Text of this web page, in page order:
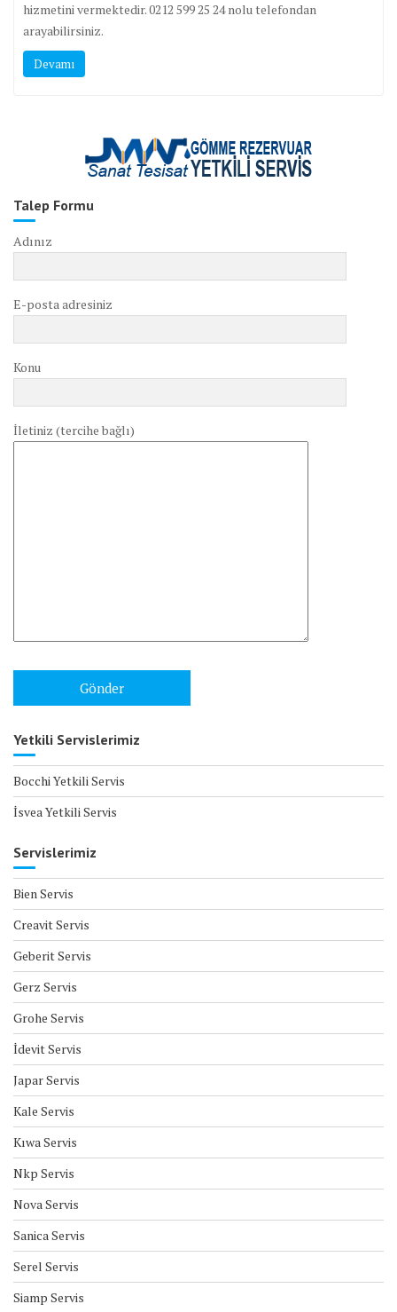
hizmetini vermektedir. 0212 599 25 24 nolu telefondan
arayabilirsiniz.
Devamı
Talep Formu
Adınız
E-posta adresiniz
Konu
İletiniz (tercihe bağlı)
Yetkili Servislerimiz
Bocchi Yetkili Servis
İsvea Yetkili Servis
Servislerimiz
Bien Servis
Creavit Servis
Geberit Servis
Gerz Servis
Grohe Servis
İdevit Servis
Japar Servis
Kale Servis
Kıwa Servis
Nkp Servis
Nova Servis
Sanica Servis
Serel Servis
Siamp Servis